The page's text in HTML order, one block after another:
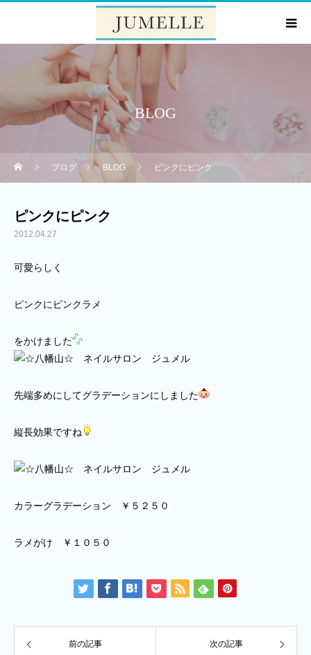
BLOG
ブログ BLOG ピンクにピンク
ピンクにピンク
2012.04.27
可愛らしく
ピンクにピンクラメ
をかけました
先端多めにしてグラデーションにしました
縦長効果ですね
カラーグラデーション ￥５２５０
ラメがけ ￥１０５０
前の記事 次の記事